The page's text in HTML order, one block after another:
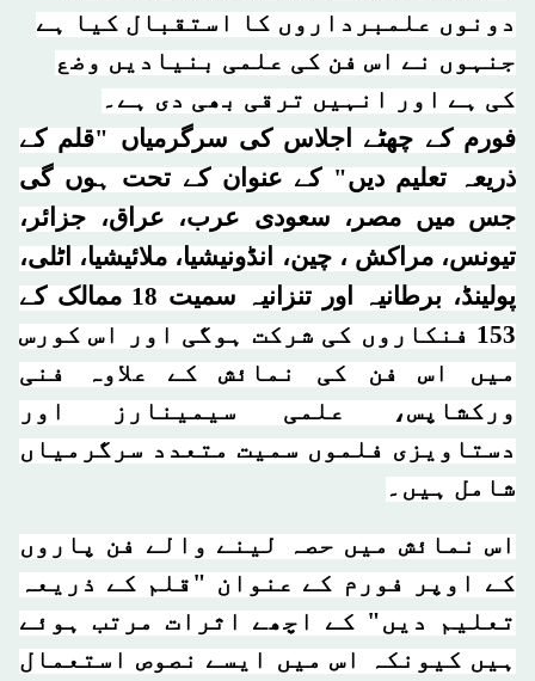
دونوں علمبرداروں کا استقبال کیا ہے
جنہوں نے اس فن کی علمی بنیادیں وضع
کی ہے اور انہیں ترقی بھی دی ہے۔
فورم کے چھٹے اجلاس کی سرگرمیاں "قلم کے
ذریعہ تعلیم دیں" کے عنوان کے تحت ہوں گی
جس میں مصر، سعودی عرب، عراق، جزائر،
تیونس، مراکش ، چین، انڈونیشیا، ملائیشیا، اٹلی،
پولینڈ، برطانیہ اور تنزانیہ سمیت 18 ممالک کے
153 فنکاروں کی شرکت ہوگی اور اس کورس
میں اس فن کی نمائش کے علاوہ فنی
ورکشاپس، علمی سیمینارز اور
دستاویزی فلموں سمیت متعدد سرگرمیاں
شامل ہیں۔
اس نمائش میں حصہ لینے والے فن پاروں
کے اوپر فورم کے عنوان "قلم کے ذریعہ
تعلیم دیں" کے اچھے اثرات مرتب ہوئے
ہیں کیونکہ اس میں ایسے نصوص استعمال